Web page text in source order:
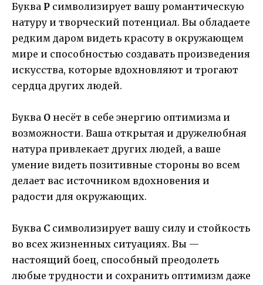
Буква Р символизирует вашу романтическую
натуру и творческий потенциал. Вы обладаете
редким даром видеть красоту в окружающем
мире и способностью создавать произведения
искусства, которые вдохновляют и трогают
сердца других людей.
Буква О несёт в себе энергию оптимизма и
возможности. Ваша открытая и дружелюбная
натура привлекает других людей, а ваше
умение видеть позитивные стороны во всем
делает вас источником вдохновения и
радости для окружающих.
Буква С символизирует вашу силу и стойкость
во всех жизненных ситуациях. Вы —
настоящий боец, способный преодолеть
любые трудности и сохранить оптимизм даже